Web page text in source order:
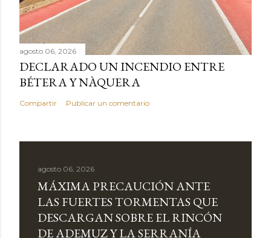
agosto 06, 2026
DECLARADO UN INCENDIO ENTRE
BÉTERA Y NÀQUERA
Compartir Publicar un comentario
agosto 06, 2026
MÁXIMA PRECAUCIÓN ANTE
LAS FUERTES TORMENTAS QUE
DESCARGAN SOBRE EL RINCÓN
DE ADEMUZ Y LA SERRANÍA